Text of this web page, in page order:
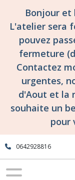
Bonjour et
L'atelier sera
pouvez
fermeture
Contactez
urgentes,
d'Aout et la
souhaite un
pour
0642928816